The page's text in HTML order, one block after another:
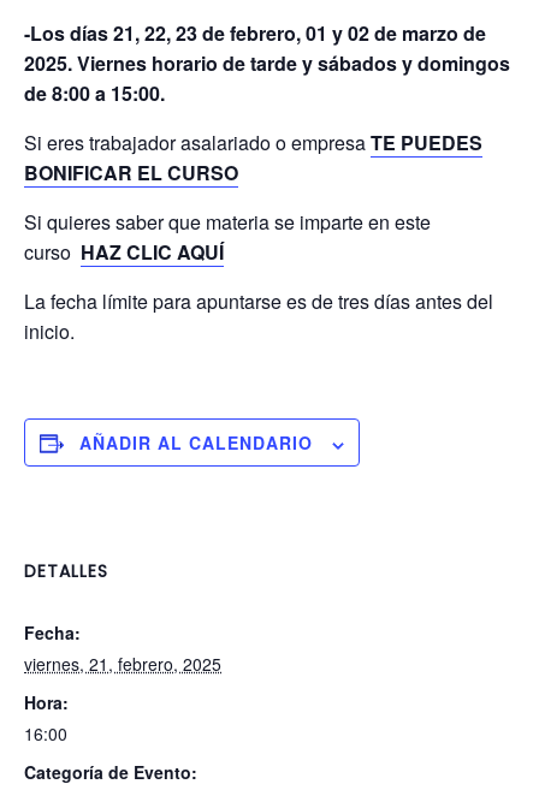
-Los días 21, 22, 23 de febrero, 01 y 02 de marzo de
2025. Viernes horario de tarde y sábados y domingos
de 8:00 a 15:00.
Si eres trabajador asalariado o empresaTE PUEDES
BONIFICAR EL CURSO
Si quieres saber que materia se imparte en este
curso HAZ CLIC AQUÍ
La fecha límite para apuntarse es de tres días antes del
inicio.
AÑADIR AL CALENDARIO
DETALLES
Fecha:
viernes, 21, febrero, 2025
Hora:
16:00
Categoría de Evento: